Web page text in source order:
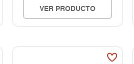
VER PRODUCTO